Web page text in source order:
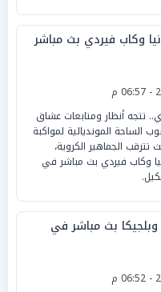
وكاب فيردي بث مباشر
تتجه أنظار ومتابعات عشاق
الساحة المونديالية لمواكبة
تترقب الجماهير الكروية،
وكاب فيردي بث مباشر في
بث مباشر في